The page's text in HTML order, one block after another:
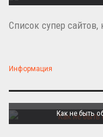
Список супер сайтов,
Информация
Как не быть